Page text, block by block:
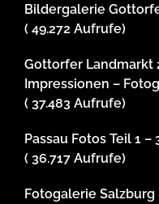
Bildergalerie
( 49.272 Aufrufe)
Gottorfer Landmarkt
Impressionen –
( 37.483 Aufrufe)
Passau Fotos Teil 1 –
( 36.717 Aufrufe)
Fotogalerie Salzburg